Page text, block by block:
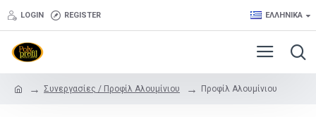
LOGIN REGISTER ΕΛΛΗΝΙΚΆ
Συνεργασίες / Προφίλ Αλουμίνιου Προφίλ Αλουμίνιου